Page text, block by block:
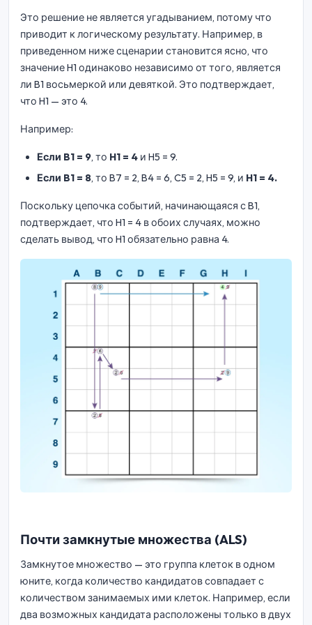
Это решение не является угадыванием, потому что
приводит к логическому результату. Например, в
приведенном ниже сценарии становится ясно, что
значение H1 одинаково независимо от того, является
ли B1 восьмеркой или девяткой. Это подтверждает,
что H1 — это 4.
Например:
Если B1 = 9, то H1 = 4 и H5 = 9.
Если B1 = 8, то B7 = 2, B4 = 6, C5 = 2, H5 = 9, и H1 = 4.
Поскольку цепочка событий, начинающаяся с B1,
подтверждает, что H1 = 4 в обоих случаях, можно
сделать вывод, что H1 обязательно равна 4.
Почти замкнутые множества (ALS)
Замкнутое множество — это группа клеток в одном
юните, когда количество кандидатов совпадает с
количеством занимаемых ими клеток. Например, если
два возможных кандидата расположены только в двух